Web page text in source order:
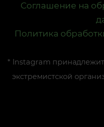
Соглашение на
Политика
* Instagram
экстремистской